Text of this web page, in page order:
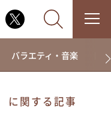
バラエティ・音楽 ド
に関する記事